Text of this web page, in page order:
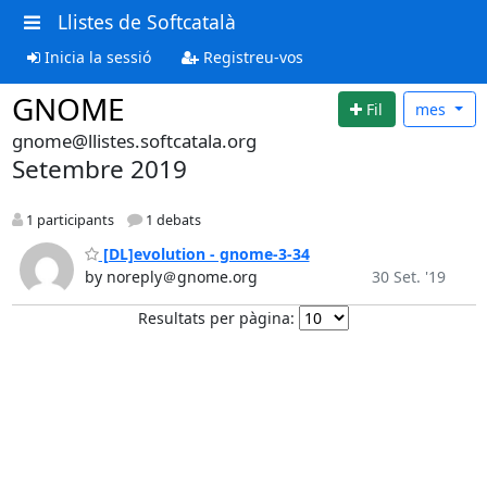
Llistes de Softcatalà
Inicia la sessió Registreu-vos
GNOME Fil mes
gnome@llistes.softcatala.org
Setembre 2019
1 participants 1 debats
[DL]evolution - gnome-3-34
by noreply＠gnome.org
30 Set. '19
Resultats per pàgina: